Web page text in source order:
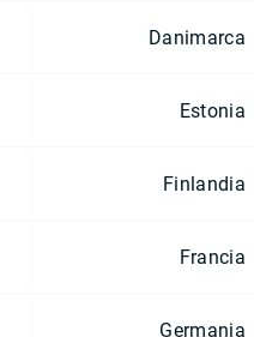
Danimarca
Estonia
Finlandia
Francia
Germania